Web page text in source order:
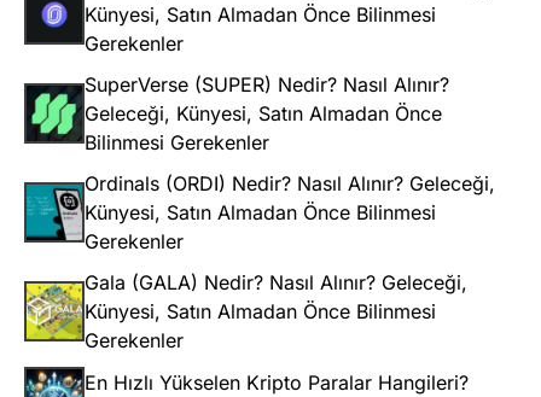
Künyesi, Satın Almadan Önce Bilinmesi
Gerekenler
SuperVerse (SUPER) Nedir? Nasıl Alınır?
Geleceği, Künyesi, Satın Almadan Önce
Bilinmesi Gerekenler
Ordinals (ORDI) Nedir? Nasıl Alınır? Geleceği,
Künyesi, Satın Almadan Önce Bilinmesi
Gerekenler
Gala (GALA) Nedir? Nasıl Alınır? Geleceği,
Künyesi, Satın Almadan Önce Bilinmesi
Gerekenler
En Hızlı Yükselen Kripto Paralar Hangileri?